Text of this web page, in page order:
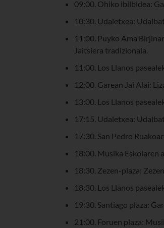
09:00. Ohiko ibilbidea:
10:30. Udaletxea:
11:00. Puyko Ama
Jaitsiera tradizionala.
11:00. Los Llanos
12:00. Garean Jai Alai:
13:00. Los Llanos
17:15. Udaletxea:
17:30. San Pedro
18:00. Musika Eskolaren
18:30. Zezen-plaza:
18:30. Los Llanos
19:30. Santiago plaza:
21:00. Foruen plaza: